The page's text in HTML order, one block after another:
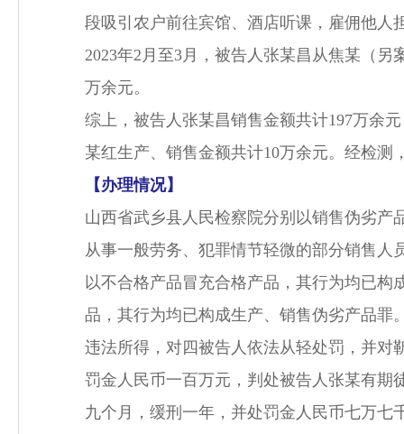
段吸引农户前往宾馆、酒店听课，雇佣他人
2023年2月至3月，被告人张某昌从焦某（
万余元。
综上，被告人张某昌销售金额共计197万余
某红生产、销售金额共计10万余元。经检测
【办理情况】
山西省武乡县人民检察院分别以销售伪劣
从事一般劳务、犯罪情节轻微的部分销售
以不合格产品冒充合格产品，其行为均已
品，其行为均已构成生产、销售伪劣产品
违法所得，对四被告人依法从轻处罚，并对
罚金人民币一百万元，判处被告人张某有期
九个月，缓刑一年，并处罚金人民币七万